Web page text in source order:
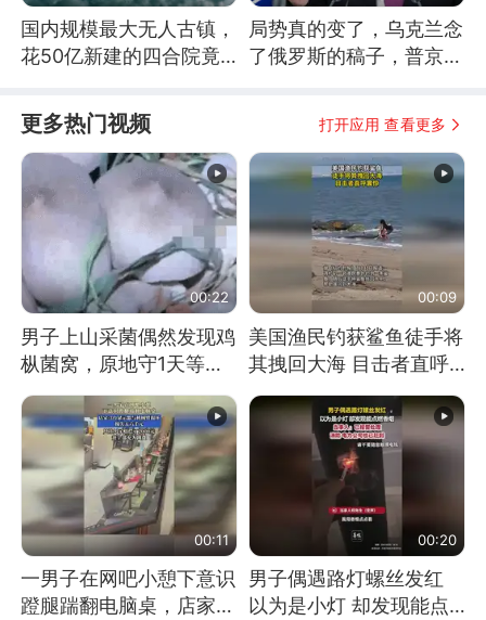
国内规模最大无人古镇，
花50亿新建的四合院竟
局势真的变了，乌克兰念
了俄罗斯的稿子，普京说
更多热门视频 打开应用 查看更多
00:22
男子上山采菌偶然发现鸡
枞菌窝，原地守1天等它
长大：挖了140多朵
00:09
美国渔民钓获鲨鱼徒手将
其拽回大海 目击者直呼
震惊 （视频来源：参考
消息）
00:11
一男子在网吧小憩下意识
蹬腿踹翻电脑桌，店家3
00:20
男子偶遇路灯螺丝发红
以为是小灯 却发现能点